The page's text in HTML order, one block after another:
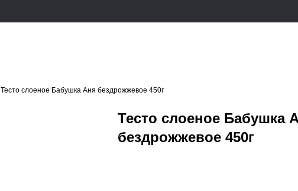
Тесто слоеное Бабушка Аня бездрожжевое 450г
Тесто слоеное Бабушка
бездрожжевое 450г